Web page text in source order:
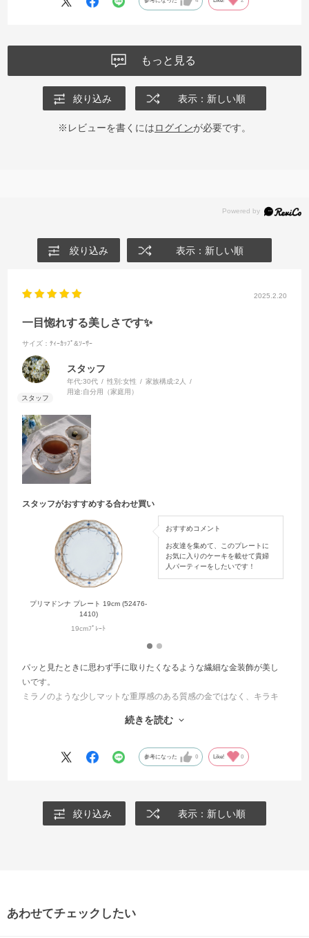
もっと見る
絞り込み 表示：新しい順
※レビューを書くにはログインが必要です。
絞り込み 表示：新しい順
2025.2.20
一目惚れする美しさです✨
サイズ：ﾃｨｰｶｯﾌﾟ&ｿｰｻｰ
スタッフ
年代:30代 性別:女性 家族構成:2人
用途:自分用（家庭用）
スタッフがおすすめする合わせ買い
プリマドンナ プレート 19cm (52476-
1410)
19cmﾌﾟﾚｰﾄ
おすすめコメント
お友達を集めて、このプレートに
お気に入りのケーキを載せて貴婦
人パーティーをしたいです！
パッと見たときに思わず手に取りたくなるような繊細な金装飾が美し
いです。
ミラノのような少しマットな重厚感のある質感の金ではなく、キラキ
て、このカップを使うだけで貴婦人のような優雅なティータイムを楽
載せることができます。
真上から見たときのカップからソーサーにかけての模様の広がりも推
続きを読む
参考になった 0 Like! 0
絞り込み 表示：新しい順
あわせてチェックしたい